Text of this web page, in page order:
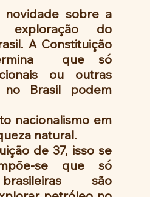
novidade sobre a
exploração do
A Constituição
que só
ou outras
no Brasil podem
nacionalismo em
natural.
de 37, isso se
se que só
são